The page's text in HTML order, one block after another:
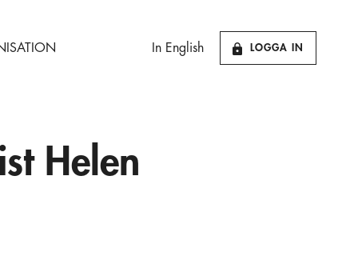
In English LOGGA IN
Helen